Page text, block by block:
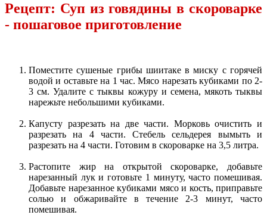
Рецепт: Суп из говядины в скороварке
- пошаговое приготовление
Поместите сушеные грибы шиитаке в миску с горячей
водой и оставьте на 1 час. Мясо нарезать кубиками по 2-
3 см. Удалите с тыквы кожуру и семена, мякоть тыквы
нарежьте небольшими кубиками.
Капусту разрезать на две части. Морковь очистить и
разрезать на 4 части. Стебель сельдерея вымыть и
разрезать на 4 части. Готовим в скороварке на 3,5 литра.
Растопите жир на открытой скороварке, добавьте
нарезанный лук и готовьте 1 минуту, часто помешивая.
Добавьте нарезанное кубиками мясо и кость, приправьте
солью и обжаривайте в течение 2-3 минут, часто
помешивая.